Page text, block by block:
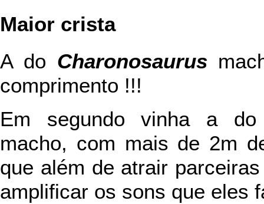
Maior crista
A do Charonosaurus
comprimento !!!
Em segundo vinha a
macho, com mais de 2m
que além de atrair
amplificar os sons que eles